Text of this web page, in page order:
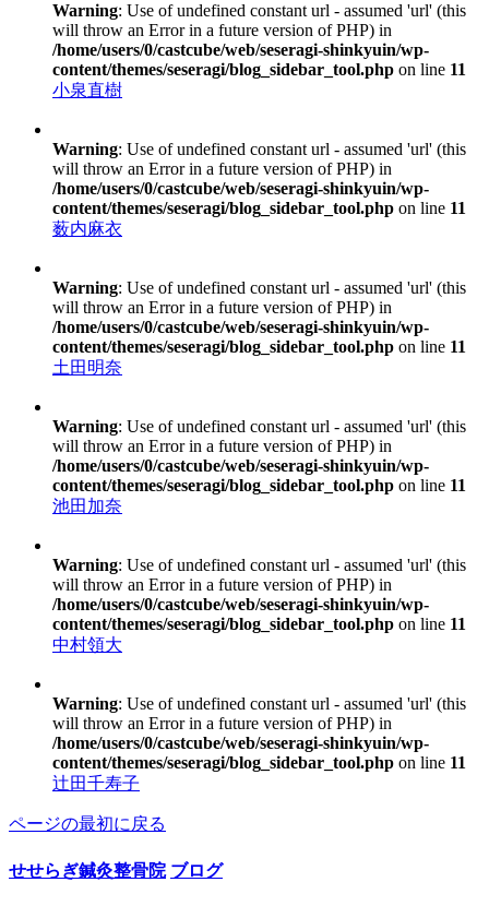
Warning: Use of undefined constant url - assumed 'url' (this
will throw an Error in a future version of PHP) in
/home/users/0/castcube/web/seseragi-shinkyuin/wp-
content/themes/seseragi/blog_sidebar_tool.php on line 11
小泉直樹
Warning: Use of undefined constant url - assumed 'url' (this
will throw an Error in a future version of PHP) in
/home/users/0/castcube/web/seseragi-shinkyuin/wp-
content/themes/seseragi/blog_sidebar_tool.php on line 11
薮内麻衣
Warning: Use of undefined constant url - assumed 'url' (this
will throw an Error in a future version of PHP) in
/home/users/0/castcube/web/seseragi-shinkyuin/wp-
content/themes/seseragi/blog_sidebar_tool.php on line 11
土田明奈
Warning: Use of undefined constant url - assumed 'url' (this
will throw an Error in a future version of PHP) in
/home/users/0/castcube/web/seseragi-shinkyuin/wp-
content/themes/seseragi/blog_sidebar_tool.php on line 11
池田加奈
Warning: Use of undefined constant url - assumed 'url' (this
will throw an Error in a future version of PHP) in
/home/users/0/castcube/web/seseragi-shinkyuin/wp-
content/themes/seseragi/blog_sidebar_tool.php on line 11
中村領大
Warning: Use of undefined constant url - assumed 'url' (this
will throw an Error in a future version of PHP) in
/home/users/0/castcube/web/seseragi-shinkyuin/wp-
content/themes/seseragi/blog_sidebar_tool.php on line 11
辻田千寿子
ページの最初に戻る
せせらぎ鍼灸整骨院 ブログ